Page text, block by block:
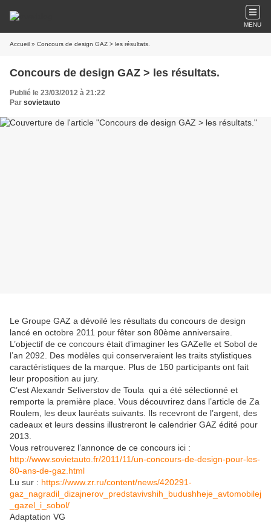
MENU
Accueil » Concours de design GAZ > les résultats.
Concours de design GAZ > les résultats.
Publié le 23/03/2012 à 21:22
Par sovietauto
Le Groupe GAZ a dévoilé les résultats du concours de design
lancé en octobre 2011 pour fêter son 80ème anniversaire.
L’objectif de ce concours était d’imaginer les GAZelle et Sobol de
l’an 2092. Des modèles qui conserveraient les traits stylistiques
caractéristiques de la marque. Plus de 150 participants ont fait
leur proposition au jury.
C’est Alexandr Seliverstov de Toula qui a été sélectionné et
remporte la première place. Vous découvrirez dans l’article de Za
Roulem, les deux lauréats suivants. Ils recevront de l’argent, des
cadeaux et leurs dessins illustreront le calendrier GAZ édité pour
2013.
Vous retrouverez l’annonce de ce concours ici :
http://www.sovietauto.fr/2011/11/un-concours-de-design-pour-les-
80-ans-de-gaz.html
Lu sur : https://www.zr.ru/content/news/420291-
gaz_nagradil_dizajnerov_predstavivshih_budushheje_avtomobilej
_gazel_i_sobol/
Adaptation VG